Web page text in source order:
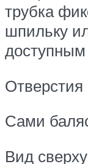
трубка
шпильку
Отверстия
Сами
Вид сверху